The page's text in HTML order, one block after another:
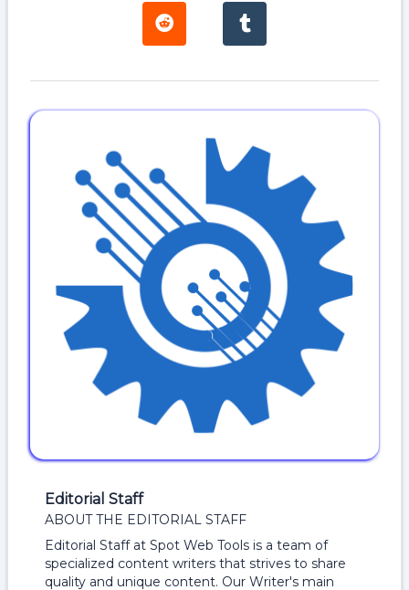
Editorial Staff
ABOUT THE EDITORIAL STAFF
Editorial Staff at Spot Web Tools is a team of
specialized content writers that strives to share
quality and unique content. Our Writer's main